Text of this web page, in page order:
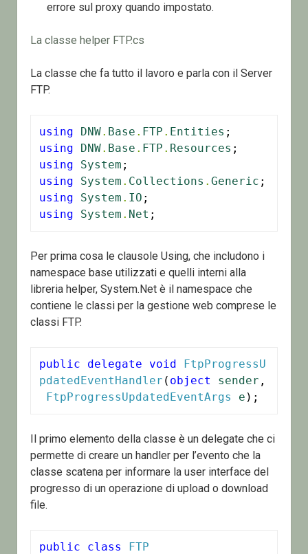
errore sul proxy quando impostato.
La classe helper FTP.cs
La classe che fa tutto il lavoro e parla con il Server
FTP.
using DNW. Base . FTP . Entities
using
DNW. Base . FTP . Resources
using
System
using
System . Collections . Generic
using
System . IO
using
System . Net ;
Per prima cosa le clausole Using, che includono i
namespace base utilizzati e quelli interni alla
libreria helper, System.Net è il namespace che
contiene le classi per la gestione web comprese le
classi FTP.
public delegate void
FtpProgressU
pdatedEventHandler ( object sender ,
FtpProgressUpdatedEventArgs
e
Il primo elemento della classe è un delegate che ci
permette di creare un handler per l’evento che la
classe scatena per informare la user interface del
progresso di un operazione di upload o download
file.
public class
FTP